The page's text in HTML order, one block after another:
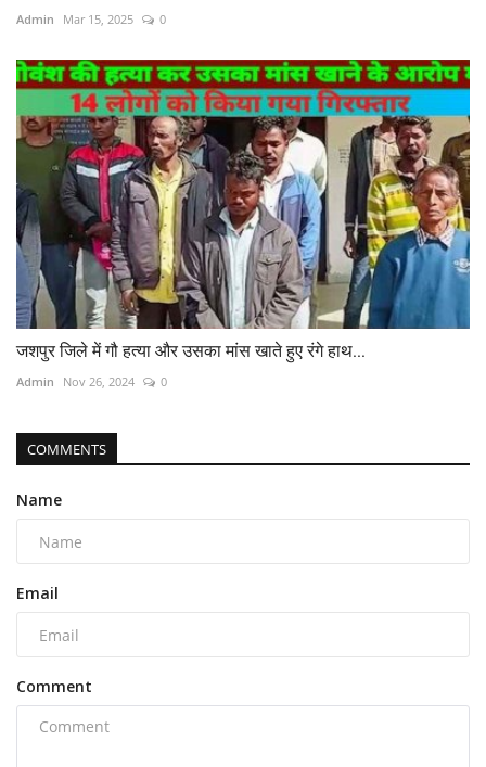
Admin Mar 15, 2025 0
जशपुर जिले में गौ हत्या और उसका मांस खाते हुए रंगे हाथ...
Admin Nov 26, 2024 0
COMMENTS
Name
Email
Comment